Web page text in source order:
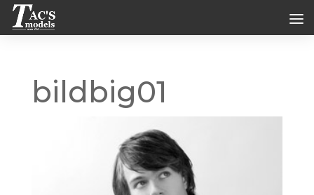
bildbig01